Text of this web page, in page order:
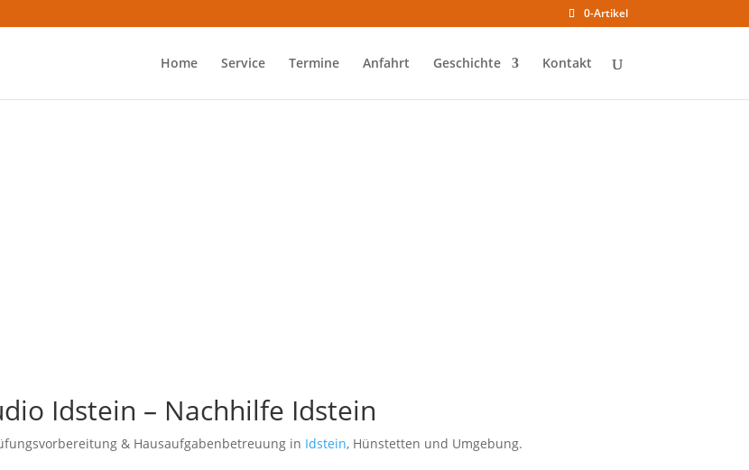
0-Artikel
Home Service Termine Anfahrt Geschichte Kontakt
Idstein – Nachhilfe Idstein
& Hausaufgabenbetreuung in Idstein, Hünstetten und Umgebung.